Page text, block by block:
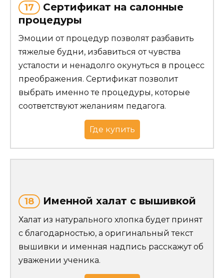
17
Сертификат на салонные
процедуры
Эмоции от процедур позволят разбавить
тяжелые будни, избавиться от чувства
усталости и ненадолго окунуться в процесс
преображения. Сертификат позволит
выбрать именно те процедуры, которые
соответствуют желаниям педагога.
Где купить
18 Именной халат с вышивкой
Халат из натурального хлопка будет принят
с благодарностью, а оригинальный текст
вышивки и именная надпись расскажут об
уважении ученика.